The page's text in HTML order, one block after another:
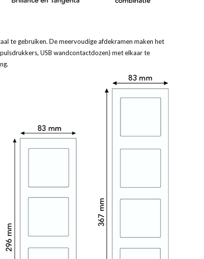
te gebruiken. De meervoudige afdekramen maken het
USB wandcontactdozen) met elkaar te